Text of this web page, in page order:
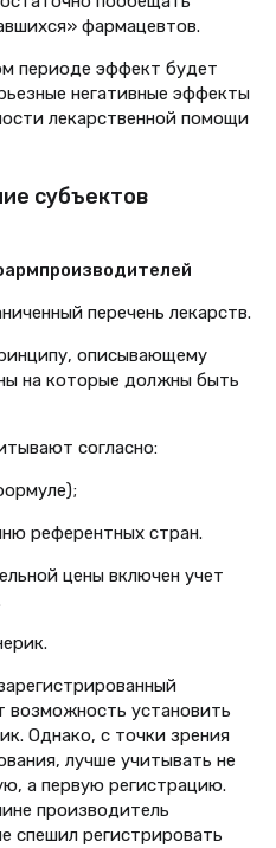
фармацевтов.
периоде эффект будет
негативные эффекты
лекарственной помощи
субъектов
перечень лекарств.
описывающему
на которые должны быть
согласно:
референтных стран.
цены включен учет
возможность установить
Однако, с точки зрения
лучше учитывать не
а первую регистрацию.
производитель
спешил регистрировать